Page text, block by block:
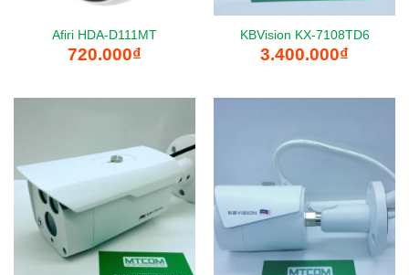
Afiri HDA-D111MT
720.000₫
KBVision KX-7108TD6
3.400.000₫